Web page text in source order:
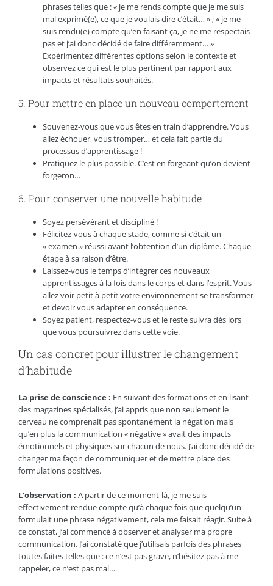
phrases telles que : « je me rends compte que je me suis
mal exprimé(e), ce que je voulais dire c’était… » ; « je me
suis rendu(e) compte qu’en faisant ça, je ne me respectais
pas et j’ai donc décidé de faire différemment… »
Expérimentez différentes options selon le contexte et
observez ce qui est le plus pertinent par rapport aux
impacts et résultats souhaités.
5. Pour mettre en place un nouveau comportement
Souvenez-vous que vous êtes en train d’apprendre. Vous
allez échouer, vous tromper… et cela fait partie du
processus d’apprentissage !
Pratiquez le plus possible. C’est en forgeant qu’on devient
forgeron…
6. Pour conserver une nouvelle habitude
Soyez persévérant et discipliné !
Félicitez-vous à chaque stade, comme si c’était un
« examen » réussi avant l’obtention d’un diplôme. Chaque
étape à sa raison d’être.
Laissez-vous le temps d’intégrer ces nouveaux
apprentissages à la fois dans le corps et dans l’esprit. Vous
allez voir petit à petit votre environnement se transformer
et devoir vous adapter en conséquence.
Soyez patient, respectez-vous et le reste suivra dès lors
que vous poursuivrez dans cette voie.
Un cas concret pour illustrer le changement
d’habitude
La prise de conscience : En suivant des formations et en lisant
des magazines spécialisés, j’ai appris que non seulement le
cerveau ne comprenait pas spontanément la négation mais
qu’en plus la communication « négative » avait des impacts
émotionnels et physiques sur chacun de nous. J’ai donc décidé de
changer ma façon de communiquer et de mettre place des
formulations positives.
L’observation : A partir de ce moment-là, je me suis
effectivement rendue compte qu’à chaque fois que quelqu’un
formulait une phrase négativement, cela me faisait réagir. Suite à
ce constat, j’ai commencé à observer et analyser ma propre
communication. J’ai constaté que j’utilisais parfois des phrases
toutes faites telles que : ce n’est pas grave, n’hésitez pas à me
rappeler, ce n’est pas mal…